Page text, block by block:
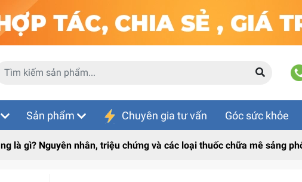
Sản phẩm Chuyên gia tư vấn Góc sức khỏe
là gì? Nguyên nhân, triệu chứng và các loại thuốc chữa mê sảng